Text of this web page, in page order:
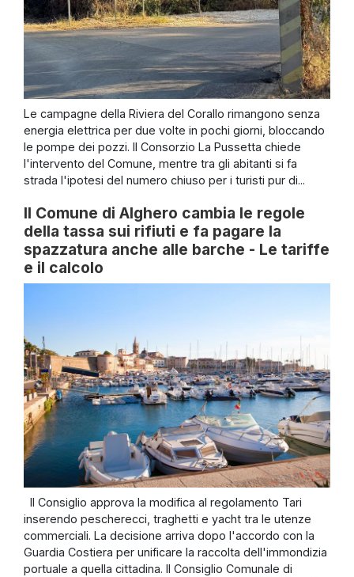
Le campagne della Riviera del Corallo rimangono senza
energia elettrica per due volte in pochi giorni, bloccando
le pompe dei pozzi. Il Consorzio La Pussetta chiede
l'intervento del Comune, mentre tra gli abitanti si fa
strada l'ipotesi del numero chiuso per i turisti pur di...
Il Comune di Alghero cambia le regole
della tassa sui rifiuti e fa pagare la
spazzatura anche alle barche - Le tariffe
e il calcolo
Il Consiglio approva la modifica al regolamento Tari
inserendo pescherecci, traghetti e yacht tra le utenze
commerciali. La decisione arriva dopo l'accordo con la
Guardia Costiera per unificare la raccolta dell'immondizia
portuale a quella cittadina. Il Consiglio Comunale di